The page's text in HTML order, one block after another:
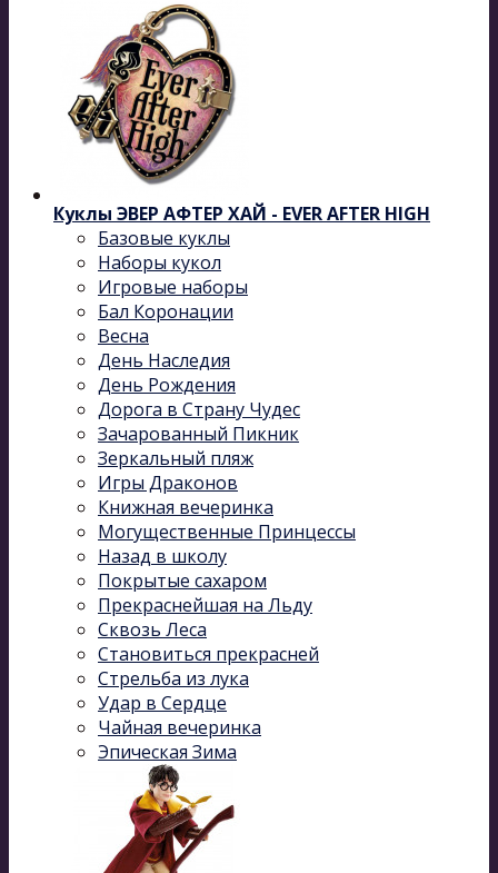
Куклы ЭВЕР АФТЕР ХАЙ - EVER AFTER HIGH
Базовые куклы
Наборы кукол
Игровые наборы
Бал Коронации
Весна
День Наследия
День Рождения
Дорога в Страну Чудес
Зачарованный Пикник
Зеркальный пляж
Игры Драконов
Книжная вечеринка
Могущественные Принцессы
Назад в школу
Покрытые сахаром
Прекраснейшая на Льду
Сквозь Леса
Становиться прекрасней
Стрельба из лука
Удар в Сердце
Чайная вечеринка
Эпическая Зима